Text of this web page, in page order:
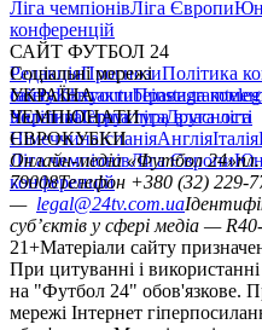
Ліга чемпіонівЛіга Європи
конференцій
САЙТ ФУТБОЛ 24
РедакціяПрогнозиПолітика
сайтуКонтактиПравила
політикаСтруктура власності
Соціальні мережі
facebookxyoutubeinstagram
УКРАЇНА
УкраїнаПерша лігаДруга ліга
ЧЕМПІОНАТИ
НімеччинаІспаніяАнгліяІталія
ЄВРОКУБКИ
Ліга чемпіонівЛіга Європи
конференцій
Онлайн-медіа «Футбол 24»
79008Телефон +380 (32) 229-
— legal@24tv.com.ua
суб’єктів у сфері медіа —
21+Матеріали сайту
При цитуванні і
на "Футбол 24" обов'язкове.
мережі Інтернет